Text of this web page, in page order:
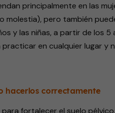
principalmente en las
molestia), pero también
y las niñas, a partir de los
en cualquier lugar
hacerlos correctamente
fortalecer el suelo